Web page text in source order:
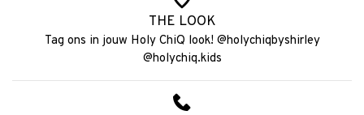
THE LOOK
Tag ons in jouw Holy ChiQ look! @holychiqbyshirley
@holychiq.kids